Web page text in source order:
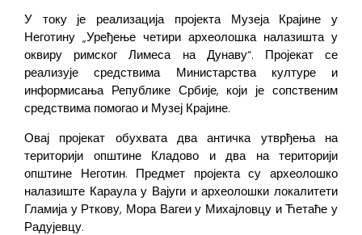
У току је реализација пројекта Музеја Крајине у
Неготину „Уређење четири археолошка налазишта у
оквиру римског Лимеса на Дунаву“. Пројекат се
реализује средствима Министарства културе и
информисања Републике Србије, који је сопственим
средствима помогао и Музеј Крајине.
Овај пројекат обухвата два античка утврђења на
територији општине Кладово и два на територији
општине Неготин. Предмет пројекта су археолошко
налазиште Караула у Вајуги и археолошки локалитети
Гламија у Рткову, Мора Вагеи у Михајловцу и Ћетаће у
Радујевцу.